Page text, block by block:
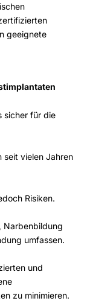
geeignete
sicher für die
seit vielen Jahren
Risiken.
Narbenbildung
umfassen.
und
zu minimieren.